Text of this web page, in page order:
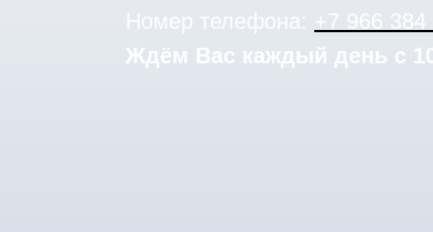
Номер телефона: +7 966 384
Ждём Вас каждый день с